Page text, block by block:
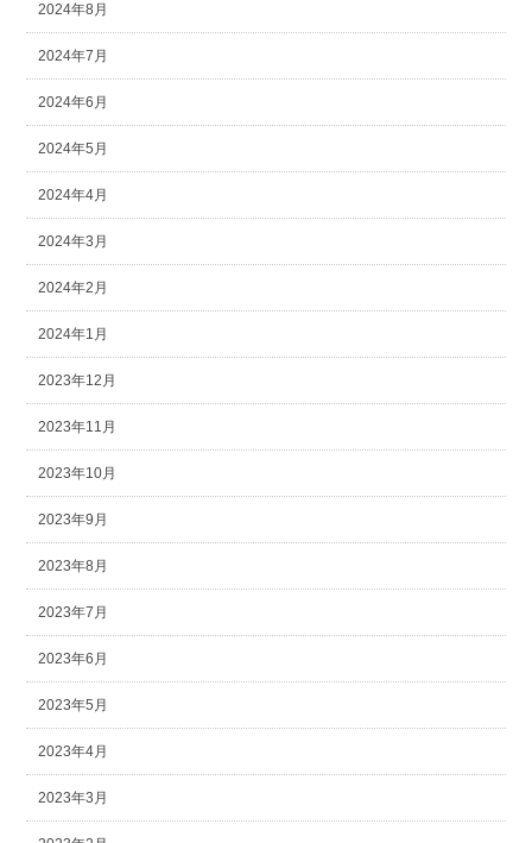
2024年8月
2024年7月
2024年6月
2024年5月
2024年4月
2024年3月
2024年2月
2024年1月
2023年12月
2023年11月
2023年10月
2023年9月
2023年8月
2023年7月
2023年6月
2023年5月
2023年4月
2023年3月